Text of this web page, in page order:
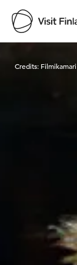
Credits: Filmikamari